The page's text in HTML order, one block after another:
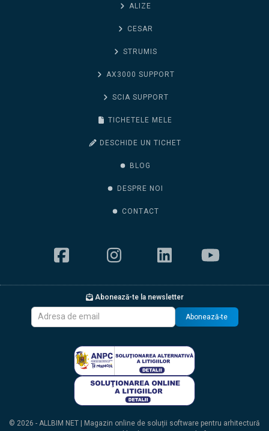
ALIZE
CESAR
STRUMIS
AX3000 SUPPORT
SCIA SUPPORT
TICHETELE MELE
DESCHIDE UN TICHET
BLOG
DESPRE NOI
CONTACT
Abonează-te la newsletter
Abonează-te
© 2026 - ALLBIM NET | Magazin online de soluții software pentru arhitectură